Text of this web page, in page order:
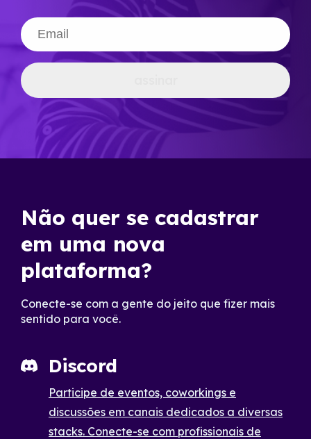
Não quer se cadastrar
em uma nova
plataforma?
Conecte-se com a gente do jeito que fizer mais
sentido para você.
Discord
Participe de eventos, coworkings e
discussões em canais dedicados a diversas
stacks. Conecte-se com profissionais de